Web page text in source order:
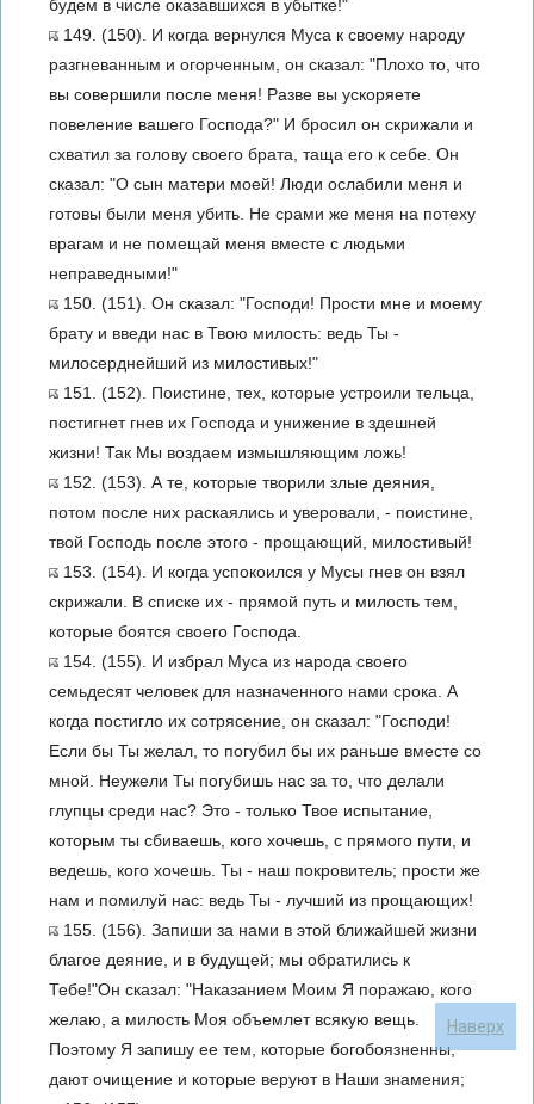
будем в числе оказавшихся в убытке!"
149. (150). И когда вернулся Муса к своему народу
разгневанным и огорченным, он сказал: "Плохо то, что
вы совершили после меня! Разве вы ускоряете
повеление вашего Господа?" И бросил он скрижали и
схватил за голову своего брата, таща его к себе. Он
сказал: "О сын матери моей! Люди ослабили меня и
готовы были меня убить. Не срами же меня на потеху
врагам и не помещай меня вместе с людьми
неправедными!"
150. (151). Он сказал: "Господи! Прости мне и моему
брату и введи нас в Твою милость: ведь Ты -
милосерднейший из милостивых!"
151. (152). Поистине, тех, которые устроили тельца,
постигнет гнев их Господа и унижение в здешней
жизни! Так Мы воздаем измышляющим ложь!
152. (153). А те, которые творили злые деяния,
потом после них раскаялись и уверовали, - поистине,
твой Господь после этого - прощающий, милостивый!
153. (154). И когда успокоился у Мусы гнев он взял
скрижали. В списке их - прямой путь и милость тем,
которые боятся своего Господа.
154. (155). И избрал Муса из народа своего
семьдесят человек для назначенного нами срока. А
когда постигло их сотрясение, он сказал: "Господи!
Если бы Ты желал, то погубил бы их раньше вместе со
мной. Неужели Ты погубишь нас за то, что делали
глупцы среди нас? Это - только Твое испытание,
которым ты сбиваешь, кого хочешь, с прямого пути, и
ведешь, кого хочешь. Ты - наш покровитель; прости же
нам и помилуй нас: ведь Ты - лучший из прощающих!
155. (156). Запиши за нами в этой ближайшей жизни
благое деяние, и в будущей; мы обратились к
Тебе!"Он сказал: "Наказанием Моим Я поражаю, кого
желаю, а милость Моя объемлет всякую вещь.
Поэтому Я запишу ее тем, которые богобоязненны,
дают очищение и которые веруют в Наши знамения;
Наверх